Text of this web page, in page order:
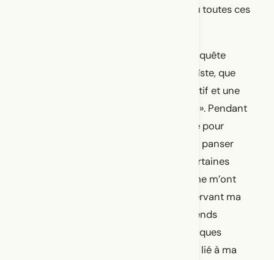
Je ne sais pas. Je crois que c’est un peu toutes ces
J’ai longtemps pensé que parler de ma quête
identitaire sur scène était un geste égoïste, que
c’était une utilisation de l’espace collectif et une
prise de parole pour ne parler qu’au « je ». Pendant
longtemps, parler au « je » était un geste pour
apprendre à m’aimer, pour apprendre à panser
consciemment ou inconsciemment certaines
blessures que l’immigration et le racisme m’ont
léguées. Mais avec le temps, et en observant ma
démarche artistique se déplier, je me rends
compte que mes projets autobiographiques
parlent aussi au « nous ». Pas un « nous » lié à ma